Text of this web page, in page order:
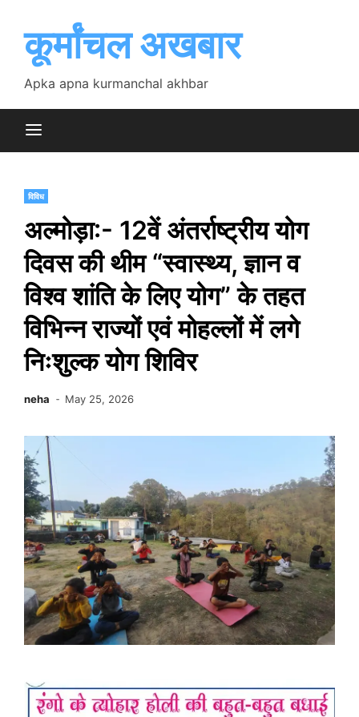
contentकूर्मांचल अखबार
Apka apna kurmanchal akhbar
विविध
अल्मोड़ा:- 12वें अंतर्राष्ट्रीय योग
दिवस की थीम “स्वास्थ्य, ज्ञान व
विश्व शांति के लिए योग” के तहत
विभिन्न राज्यों एवं मोहल्लों में लगे
निःशुल्क योग शिविर
neha May 25, 2026